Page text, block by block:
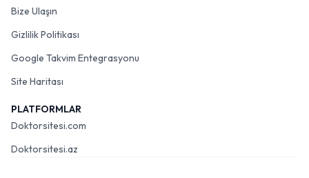
Bize Ulaşın
Gizlilik Politikası
Google Takvim Entegrasyonu
Site Haritası
PLATFORMLAR
Doktorsitesi.com
Doktorsitesi.az